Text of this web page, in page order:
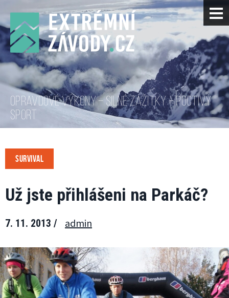
OPRAVDOVÉ VÝKONY – SILNÉ ZÁŽITKY – POCTIVÝ
SPORT
SURVIVAL
Už jste přihlášeni na Parkáč?
7. 11. 2013 / admin